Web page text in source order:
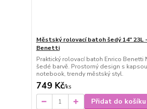
Městský rolovací batoh šedý 14" 23L
Benetti
Praktický rolovací batoh Enrico Benetti
šedé barvě. Prostorný design s
notebook, trendy městský styl.
749 Kč/ks
Přidat do košíku